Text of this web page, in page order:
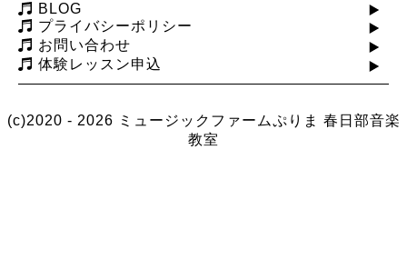
BLOG
プライバシーポリシー
お問い合わせ
体験レッスン申込
(c)2020 - 2026 ミュージックファームぷりま 春日部音楽
教室